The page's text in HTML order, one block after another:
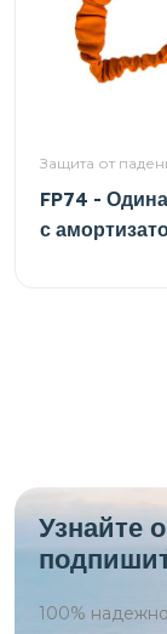
Защита от
FP74 -
с
Узнайте
100%